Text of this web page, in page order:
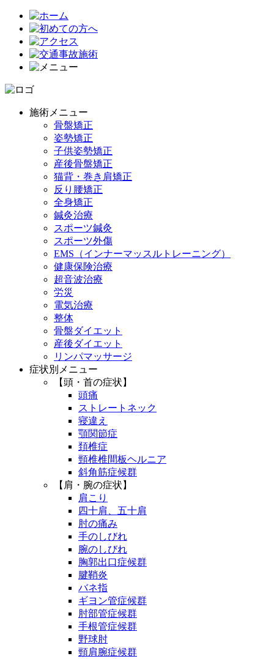
施術メニュー
骨盤矯正
姿勢矯正
子供姿勢矯正
産後骨盤矯正
猫背・巻き肩矯正
反り腰矯正
全身矯正
鍼灸治療
スポーツ鍼灸
スポーツ外傷
EMS（インナーマッスルトレーニング）
健康保険治療
超音波治療
労災
電気治療
整体
骨盤ダイエット
産後ダイエット
リンパマッサージ
症状別メニュー
【頭・首の症状】
頭痛
ストレートネック
寝違え
顎関節症
頚椎症
頸椎椎間板ヘルニア
斜角筋症候群
【肩・腕の症状】
肩こり
四十肩、五十肩
肘の痛み
手のしびれ
腕のしびれ
胸郭出口症候群
腱鞘炎
バネ指
ギヨン管症候群
肘部管症候群
手根管症候群
野球肘
頸肩腕症候群